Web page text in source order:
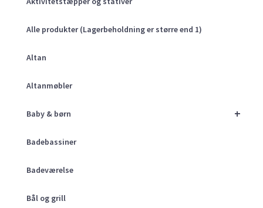
Alle produkter (Lagerbeholdning er større end 1)
Altan
Altanmøbler
+
Baby & børn
Badebassiner
Badeværelse
Bål og grill